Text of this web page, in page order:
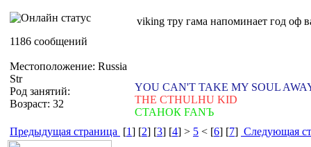
1186 сообщений
Местоположение: Russia
Str
Род занятий:
Возраст: 32
viking тру гама напоминает год оф
YOU CAN'T TAKE MY SOUL
THE CTHULHU KID
СТАНОК FANЪ
Предыдущая страница [1] [2] [3] [4] > 5 < [6] [7] Следующая